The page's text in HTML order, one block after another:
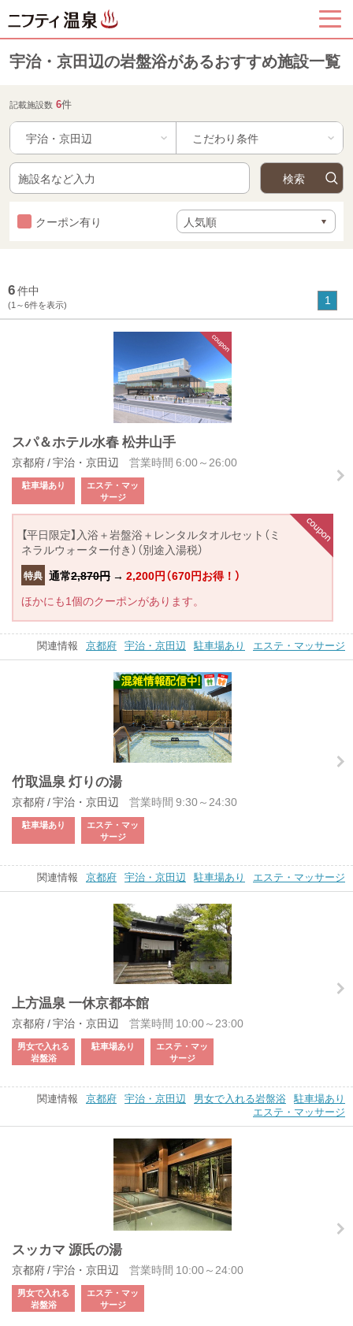
宇治・京田辺の岩盤浴があるおすすめ施設一覧
記載施設数 6件
宇治・京田辺
クーポン有り
6件中
(1～6件を表示) 1
スパ＆ホテル水春 松井山手
京都府 / 宇治・京田辺 営業時間 6:00～26:00
駐車場あり
エステ・マッ
サージ
【平日限定】入浴＋岩盤浴＋レンタルタオルセット（ミ
ネラルウォーター付き）（別途入湯税）
特典 通常2,870円 → 2,200円（670円お得！）
ほかにも1個のクーポンがあります。
関連情報 京都府 宇治・京田辺 駐車場あり エステ・マッサージ
竹取温泉 灯りの湯
京都府 / 宇治・京田辺 営業時間 9:30～24:30
駐車場あり
エステ・マッ
サージ
関連情報 京都府 宇治・京田辺 駐車場あり エステ・マッサージ
上方温泉 一休京都本館
京都府 / 宇治・京田辺 営業時間 10:00～23:00
男女で入れる
岩盤浴
駐車場あり
エステ・マッ
サージ
関連情報 京都府 宇治・京田辺 男女で入れる岩盤浴 駐車場あり
エステ・マッサージ
スッカマ 源氏の湯
京都府 / 宇治・京田辺 営業時間 10:00～24:00
男女で入れる
岩盤浴
エステ・マッ
サージ